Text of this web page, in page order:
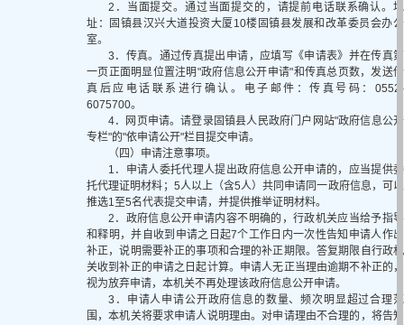
2．当面提交。通过当面提交的，请提前电话联系确认。地
址：固镇县汉兴大道投资大厦10楼固镇县发展和改革委员会办公
室。
3．传真。通过传真提出申请，应填写《申请表》并在传真第
一页正面明显位置注明"政府信息公开申请"和传真总页数，发送传
真后应电话联系进行确认。电子邮件：传真号码：0552-
6075700。
4．网页申请。请登录固镇县人民政府门户网站"政府信息公开
专栏"的"依申请公开"栏目提交申请。
（四）申请注意事项。
1．申请人委托代理人提出政府信息公开申请的，应当提供委
托代理证明材料；5人以上（含5人）共同申请同一政府信息，可以
推选1至5名代表提交申请，并提供推举证明材料。
2．政府信息公开申请内容不明确的，行政机关应当给予指导
和释明，并自收到申请之日起7个工作日内一次性告知申请人作出
补正，说明需要补正的事项和合理的补正期限。答复期限自行政机
关收到补正的申请之日起计算。申请人无正当理由逾期不补正的，
视为放弃申请，本机关不再处理该政府信息公开申请。
3．申请人申请公开政府信息的数量、频次明显超过合理范
围，本机关将要求申请人说明理由。对申请理由不合理的，将告知